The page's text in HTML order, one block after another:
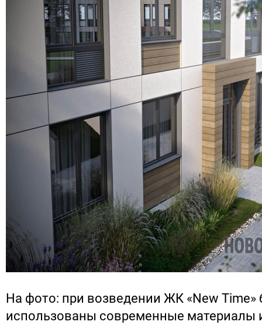
На фото: при возведении ЖК «New Time»
использованы современные материалы